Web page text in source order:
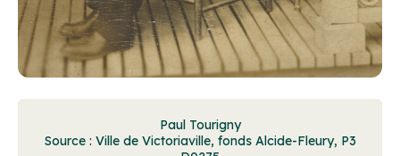
Paul Tourigny
Source : Ville de Victoriaville, fonds Alcide-Fleury, P3